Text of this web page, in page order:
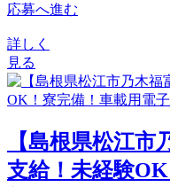
応募へ進む
詳しく
見る
【島根県松江
支給！未経験